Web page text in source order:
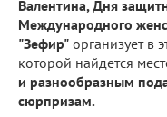
Валентина, Дня
Международного
"Зефир" организует в
которой найдется
и разнообразным
сюрпризам.